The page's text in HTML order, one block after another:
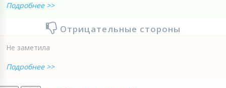
Подробнее >>
Отрицательные стороны
Не заметила
Подробнее >>